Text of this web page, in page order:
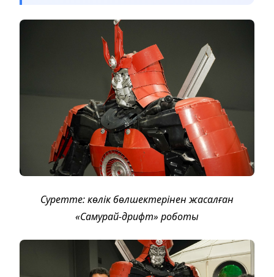
Суретте: көлік бөлшектерінен жасалған
«Самурай-дрифт» роботы